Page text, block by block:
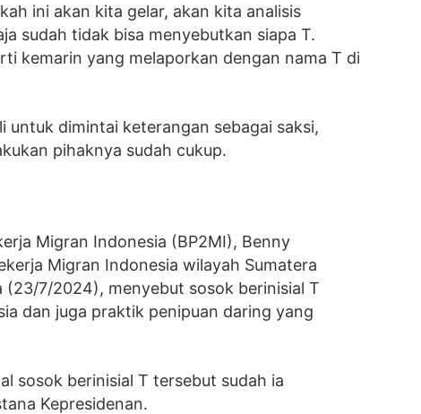
ini akan kita gelar, akan kita analisis
sudah tidak bisa menyebutkan siapa T.
kemarin yang melaporkan dengan nama T di
untuk dimintai keterangan sebagai saksi,
pihaknya sudah cukup.
Migran Indonesia (BP2MI), Benny
Migran Indonesia wilayah Sumatera
(23/7/2024), menyebut sosok berinisial T
dan juga praktik penipuan daring yang
sosok berinisial T tersebut sudah ia
Kepresidenan.